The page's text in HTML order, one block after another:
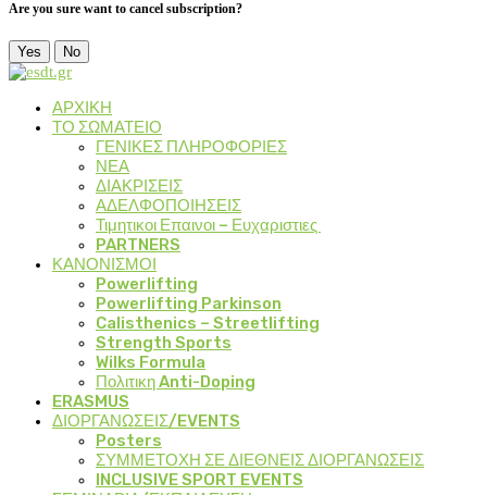
Are you sure want to cancel subscription?
Yes No
ΑΡΧΙΚΗ
ΤΟ ΣΩΜΑΤΕΙΟ
ΓΕΝΙΚΕΣ ΠΛΗΡΟΦΟΡΙΕΣ
ΝΕΑ
ΔΙΑΚΡΙΣΕΙΣ
ΑΔΕΛΦΟΠΟΙΗΣΕΙΣ
Τιμητικοι Επαινοι – Ευχαριστιες
PARTNERS
ΚΑΝΟΝΙΣΜΟΙ
Powerlifting
Powerlifting Parkinson
Calisthenics – Streetlifting
Strength Sports
Wilks Formula
Πολιτικη Anti-Doping
ERASMUS
ΔΙΟΡΓΑΝΩΣΕΙΣ/EVENTS
Posters
ΣΥΜΜΕΤΟΧΗ ΣΕ ΔΙΕΘΝΕΙΣ ΔΙΟΡΓΑΝΩΣΕΙΣ
INCLUSIVE SPORT EVENTS